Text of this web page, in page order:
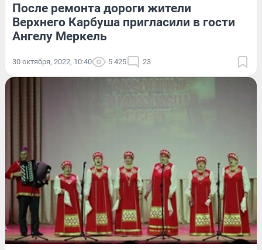
После ремонта дороги жители
Верхнего Карбуша пригласили в гости
Ангелу Меркель
30 октября, 2022, 10:40 5 425 23